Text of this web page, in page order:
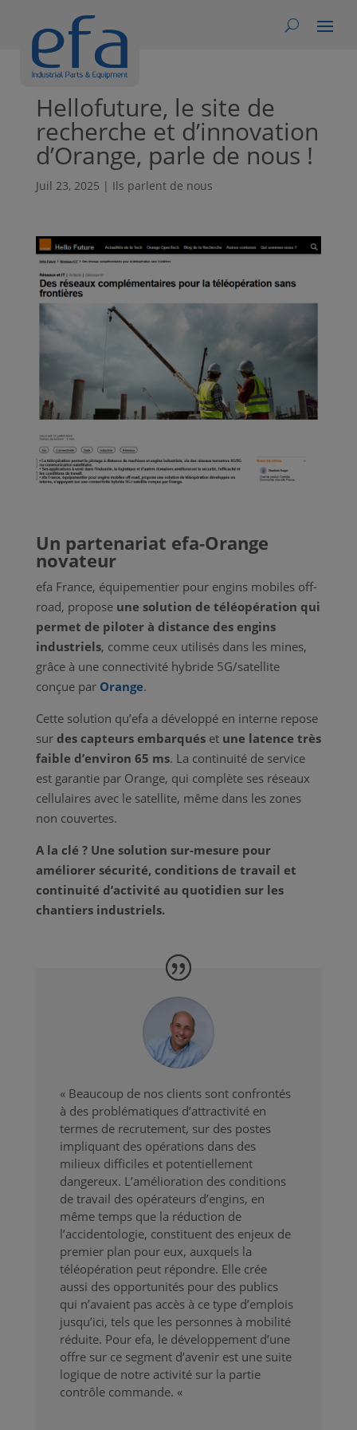
Hellofuture, le site de
recherche et d’innovation
d’Orange, parle de nous !
Juil 23, 2025 | Ils parlent de nous
Un partenariat efa-Orange
novateur
efa France, équipementier pour engins mobiles off-
road, proposeune solution de téléopération qui
permet de piloter à distance des engins
industriels, comme ceux utilisés dans les mines,
grâce à une connectivité hybride 5G/satellite
conçue par Orange.
Cette solution qu’efa a développé en interne repose
sur des capteurs embarquéset une latence très
faible d’environ 65 ms. La continuité de service
est garantie par Orange, qui complète ses réseaux
cellulaires avec le satellite, même dans les zones
non couvertes.
A la clé ? Une solution sur-mesure pour
améliorer sécurité, conditions de travail et
continuité d’activité au quotidien sur les
chantiers industriels.
« Beaucoup de nos clients sont confrontés
à des problématiques d’attractivité en
termes de recrutement, sur des postes
impliquant des opérations dans des
milieux difficiles et potentiellement
dangereux. L’amélioration des conditions
de travail des opérateurs d’engins, en
même temps que la réduction de
l’accidentologie, constituent des enjeux de
premier plan pour eux, auxquels la
téléopération peut répondre. Elle crée
aussi des opportunités pour des publics
qui n’avaient pas accès à ce type d’emplois
jusqu’ici, tels que les personnes à mobilité
réduite. Pour efa, le développement d’une
offre sur ce segment d’avenir est une suite
logique de notre activité sur la partie
contrôle commande. «